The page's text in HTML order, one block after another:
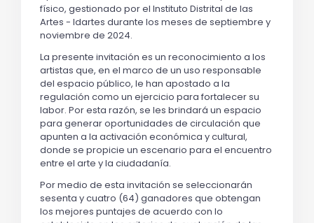
físico, gestionado por el Instituto Distrital de las
Artes - Idartes durante los meses de septiembre y
noviembre de 2024.
La presente invitación es un reconocimiento a los
artistas que, en el marco de un uso responsable
del espacio público, le han apostado a la
regulación como un ejercicio para fortalecer su
labor. Por esta razón, se les brindará un espacio
para generar oportunidades de circulación que
apunten a la activación económica y cultural,
donde se propicie un escenario para el encuentro
entre el arte y la ciudadanía.
Por medio de esta invitación se seleccionarán
sesenta y cuatro (64) ganadores que obtengan
los mejores puntajes de acuerdo con lo